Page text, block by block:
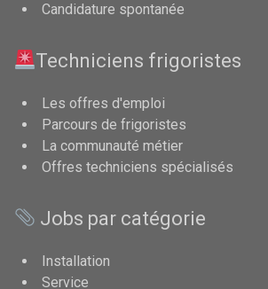
Candidature spontanée
Techniciens frigoristes
Les offres d'emploi
Parcours de frigoristes
La communauté métier
Offres techniciens spécialisés
Jobs par catégorie
Installation
Service